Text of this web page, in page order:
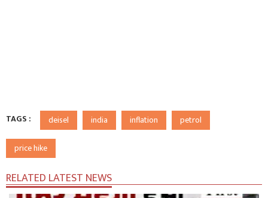
TAGS : deisel india inflation petrol
price hike
RELATED LATEST NEWS